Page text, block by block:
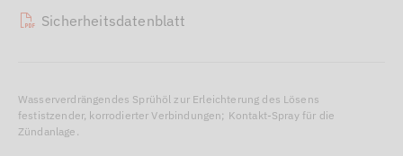
Sicherheitsdatenblatt
Wasserverdrängendes Sprühöl zur Erleichterung des Lösens
festistzender, korrodierter Verbindungen; Kontakt-Spray für die
Zündanlage.